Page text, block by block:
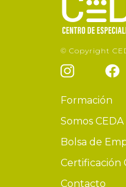
© Copyright
Formación
Somos CEDA
Bolsa de
Certificación
Contacto